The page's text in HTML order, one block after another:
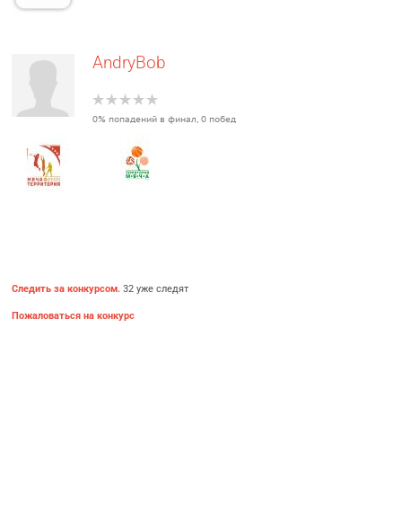
AndryBob
0% попадений в финал, 0 побед
Следить за конкурсом. 32 уже следят
Пожаловаться на конкурс